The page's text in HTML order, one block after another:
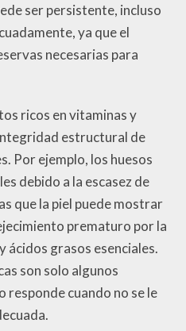
ser persistente, incluso
ya que el
necesarias para
ricos en vitaminas y
estructural de
Por ejemplo, los huesos
debido a la escasez de
que la piel puede mostrar
prematuro por la
ácidos grasos esenciales.
son solo algunos
responde cuando no se le